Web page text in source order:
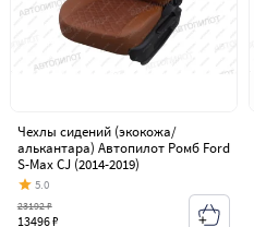
Чехлы сидений (экокожа/
алькантара) Автопилот Ромб Ford
S-Max CJ (2014-2019)
5.0
13496 ₽
23192 ₽